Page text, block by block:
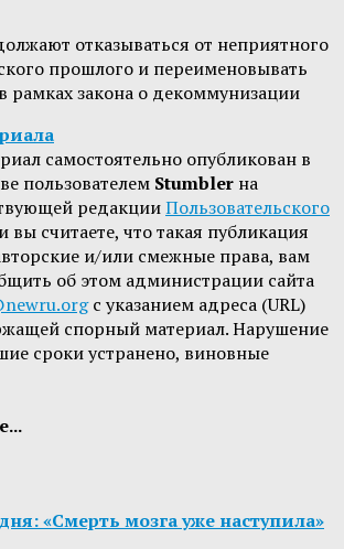
отказываться от неприятного
прошлого и переименовывать
рамках закона о декоммунизации
самостоятельно опубликован в
пользователем Stumbler на
редакцииПользовательского
вы считаете, что такая публикация
и/или смежные права, вам
об этом администрации сайта
с указанием адреса (URL)
спорный материал. Нарушение
сроки устранено, виновные
«Смерть мозга уже наступила»